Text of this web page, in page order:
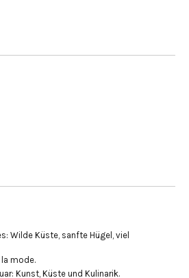
Wilde Küste, sanfte Hügel, viel
la mode.
Kunst, Küste und Kulinarik.